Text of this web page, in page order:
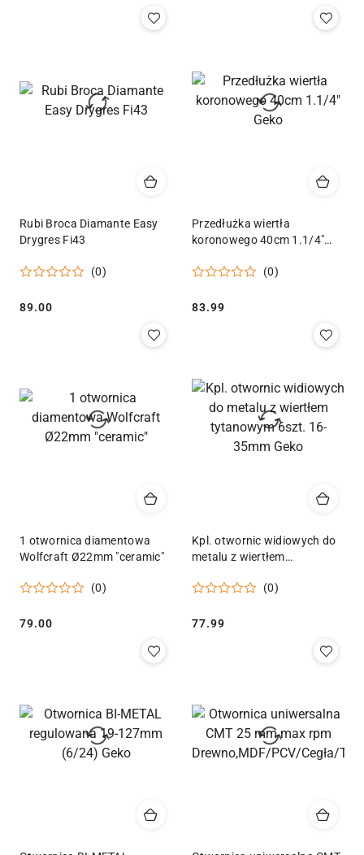
Rubi Broca Diamante Easy
Drygres Fi43
(0)
Cena:
89.00
Przedłużka wiertła
koronowego 40cm 1.1/4"
(0)
Cena:
83.99
1 otwornica diamentowa
Wolfcraft Ø22mm "ceramic"
(0)
Cena:
79.00
Kpl. otwornic widiowych do
metalu z wiertłem
Geko
(0)
Cena:
77.99